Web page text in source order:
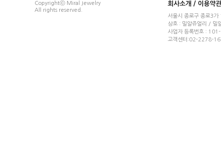
Copyrightⓒ Miral Jewelry
All rights reserved.
회사소개 / 이용약관
서울시 종로구 종로3
상호 : 밀알쥬얼리 / 밀
사업자 등록번호 :
고객센터:02-2278-